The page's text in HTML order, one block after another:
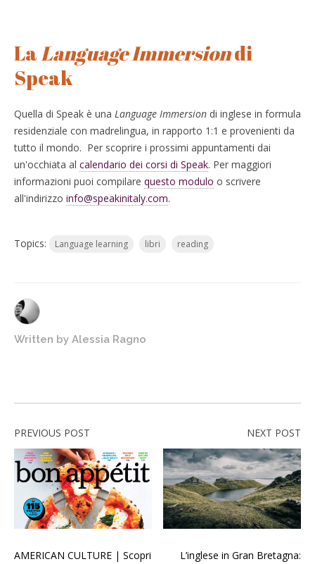
LaLanguage Immersiondi
Speak
Quella di Speak è una Language Immersion di inglese in formula
residenziale con madrelingua, in rapporto 1:1 e provenienti da
tutto il mondo. Per scoprire i prossimi appuntamenti dai
un'occhiata al calendario dei corsi di Speak. Per maggiori
informazioni puoi compilare questo modulo o scrivere
all'indirizzo info@speakinitaly.com.
Topics: Language learning libri reading
Written by Alessia Ragno
PREVIOUS POST
AMERICAN CULTURE | Scopri
NEXT POST
L’inglese in Gran Bretagna: